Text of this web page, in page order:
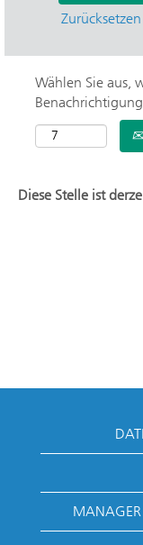
Zurücksetzen
Wählen Sie aus,
Diese Stelle ist
MANAGER